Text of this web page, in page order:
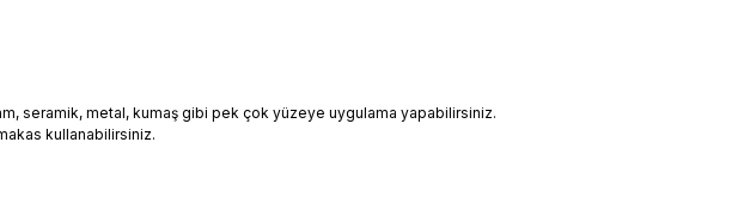
seramik, metal, kumaş gibi pek çok yüzeye uygulama yapabilirsiniz.
kullanabilirsiniz.